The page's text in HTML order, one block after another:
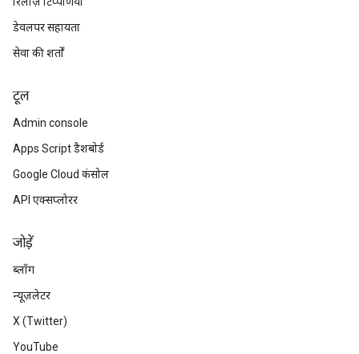
डेवलपर सहायता
सेवा की शर्तों
टूल
Admin console
Apps Script डैशबोर्ड
Google Cloud कंसोल
API एक्सप्लोरर
जोड़ें
ब्लॉग
न्यूज़लेटर
X (Twitter)
YouTube